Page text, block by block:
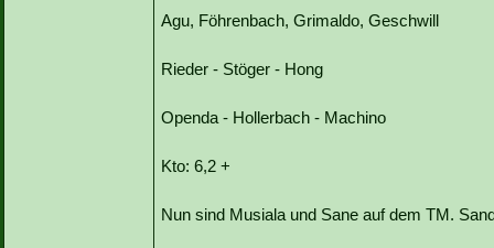
Agu, Föhrenbach, Grimaldo, Geschwill
Rieder - Stöger - Hong
Openda - Hollerbach - Machino
Kto: 6,2 +
Nun sind Musiala und Sane auf dem TM.